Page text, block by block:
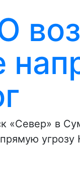
«Север» в